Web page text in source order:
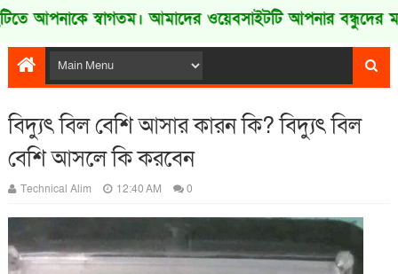
স্বাগতম। আমাদের ওয়েবসাইটটি আপনার বন্ধুদের মাঝে
বিদ্যুৎ বিল বেশি আসার কারন কি? বিদ্যুৎ বিল
বেশি আসলে কি করবেন
Technical Alim 12:40 AM 0